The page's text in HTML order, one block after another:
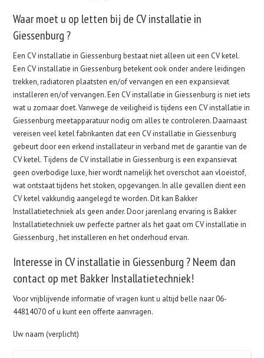
Waar moet u op letten bij de CV installatie in
Giessenburg ?
Een CV installatie in Giessenburg bestaat niet alleen uit een CV ketel.
Een CV installatie in Giessenburg betekent ook onder andere leidingen
trekken, radiatoren plaatsten en/of vervangen en een expansievat
installeren en/of vervangen. Een CV installatie in Giessenburg is niet iets
wat u zomaar doet. Vanwege de veiligheid is tijdens een CV installatie in
Giessenburg meetapparatuur nodig om alles te controleren. Daarnaast
vereisen veel ketel fabrikanten dat een CV installatie in Giessenburg
gebeurt door een erkend installateur in verband met de garantie van de
CV ketel. Tijdens de CV installatie in Giessenburg is een expansievat
geen overbodige luxe, hier wordt namelijk het overschot aan vloeistof,
wat ontstaat tijdens het stoken, opgevangen. In alle gevallen dient een
CV ketel vakkundig aangelegd te worden. Dit kan Bakker
Installatietechniek als geen ander. Door jarenlang ervaring is Bakker
Installatietechniek uw perfecte partner als het gaat om CV installatie in
Giessenburg , het installeren en het onderhoud ervan.
Interesse in CV installatie in Giessenburg ? Neem dan
contact op met Bakker Installatietechniek!
Voor vrijblijvende informatie of vragen kunt u altijd belle naar 06-
44814070 of u kunt een offerte aanvragen.
Uw naam (verplicht)